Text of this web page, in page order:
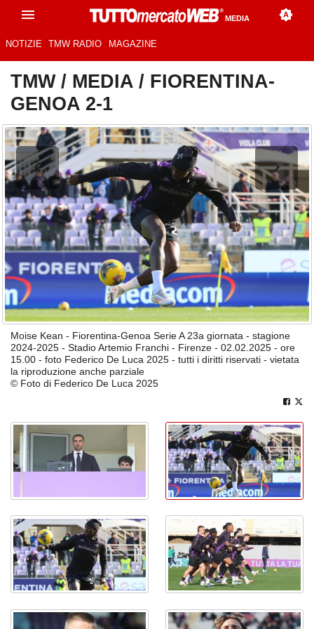
MEDIA
NOTIZIE TMW RADIO MAGAZINE
TMW/ MEDIA / FIORENTINA-
GENOA 2-1
Moise Kean - Fiorentina-Genoa Serie A 23a giornata - stagione
2024-2025 - Stadio Artemio Franchi - Firenze - 02.02.2025 - ore
15.00 - foto Federico De Luca 2025 - tutti i diritti riservati - vietata
la riproduzione anche parziale
© Foto di Federico De Luca 2025